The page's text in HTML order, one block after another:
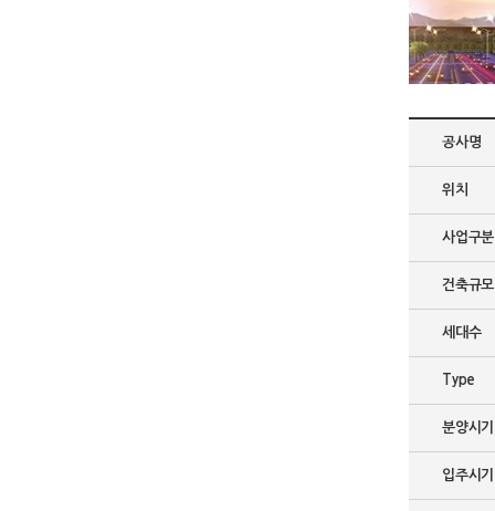
공사명
위치
사업구분
건축규모
세대수
Type
분양시기
입주시기